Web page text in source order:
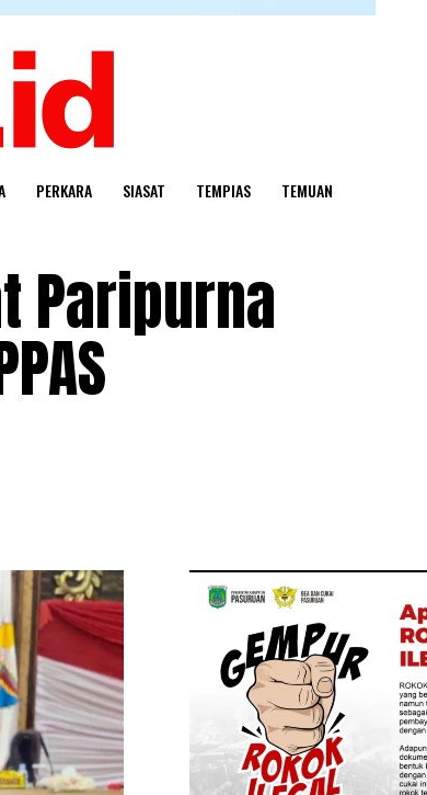
PERKARA SIASAT TEMPIAS TEMUAN
Paripurna